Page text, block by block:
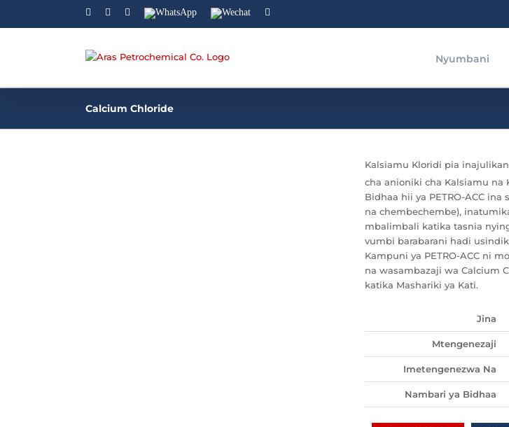
FacebookLinkedinInstagram
WhatsApp Wechat
Nyumbani
Calcium Chloride
Kalsiamu Kloridi pia
cha anioniki cha Kalsiamu na
Bidhaa hii ya PETRO-ACC
na chembechembe),
mbalimbali katika tasnia
vumbi barabarani hadi
Kampuni ya PETRO-ACC ni
na wasambazaji wa Calcium
katika Mashariki ya Kati.
Jina
Mtengenezaji
Imetengenezwa Na
Nambari ya Bidhaa